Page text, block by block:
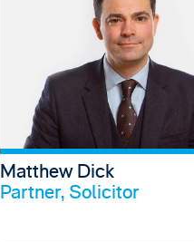
Matthew Dick
Partner, Solicitor